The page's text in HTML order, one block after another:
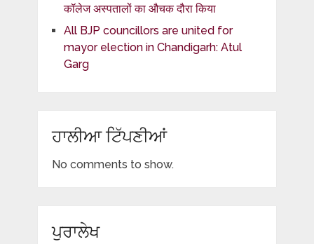
कॉलेज अस्पतालों का औचक दौरा किया
All BJP councillors are united for
mayor election in Chandigarh: Atul
Garg
ਹਾਲੀਆ ਟਿੱਪਣੀਆਂ
No comments to show.
ਪੁਰਾਲੇਖ